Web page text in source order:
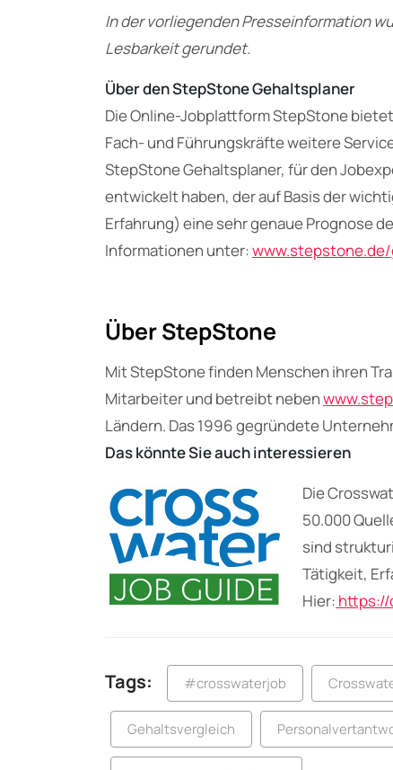
In der vorliegenden Presseinformation
Lesbarkeit gerundet.
Über den StepStone Gehaltsplaner
Die Online-Jobplattform StepStone
Fach- und Führungskräfte weitere
StepStone Gehaltsplaner, für den
entwickelt haben, der auf Basis der
Erfahrung) eine sehr genaue Prognose
Informationen unter:
Über StepStone
Mit StepStone finden Menschen ihren
Mitarbeiter und betreibt neben
Ländern. Das 1996 gegründete
Das könnte Sie auch interessieren
Die
50.000
sind
Tätigkeit,
Hier: https://
Tags: #crosswaterjob
Gehaltsvergleich